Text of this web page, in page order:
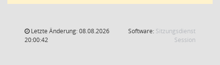
Letzte Änderung: 08.08.2026
20:00:42
Software: Sitzungsdienst
Session